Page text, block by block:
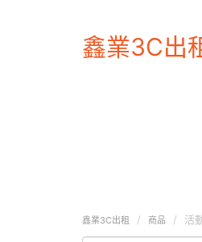
鑫業3C出
鑫業3C出租 商品 活